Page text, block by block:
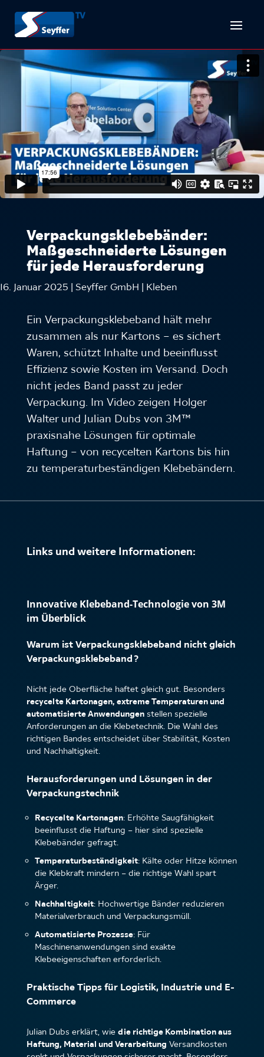
Verpackungsklebebänder:
Maßgeschneiderte Lösungen
für jede Herausforderung
16. Januar 2025 | Seyffer GmbH | Kleben
Ein Verpackungsklebeband hält mehr
zusammen als nur Kartons – es sichert
Waren, schützt Inhalte und beeinflusst
Effizienz sowie Kosten im Versand. Doch
nicht jedes Band passt zu jeder
Verpackung. Im Video zeigen Holger
Walter und Julian Dubs von 3M™
praxisnahe Lösungen für optimale
Haftung – von recycelten Kartons bis hin
zu temperaturbeständigen Klebebändern.
Links und weitere Informationen:
Innovative Klebeband-Technologie von 3M
im Überblick
Warum ist Verpackungsklebeband nicht gleich
Verpackungsklebeband?
Nicht jede Oberfläche haftet gleich gut. Besonders
recycelte Kartonagen, extreme Temperaturen und
automatisierte Anwendungenstellen spezielle
Anforderungen an die Klebetechnik. Die Wahl des
richtigen Bandes entscheidet über Stabilität, Kosten
und Nachhaltigkeit.
Herausforderungen und Lösungen in der
Verpackungstechnik
Recycelte Kartonagen: Erhöhte Saugfähigkeit
beeinflusst die Haftung – hier sind spezielle
Klebebänder gefragt.
Temperaturbeständigkeit: Kälte oder Hitze können
die Klebkraft mindern – die richtige Wahl spart
Ärger.
Nachhaltigkeit: Hochwertige Bänder reduzieren
Materialverbrauch und Verpackungsmüll.
Automatisierte Prozesse: Für
Maschinenanwendungen sind exakte
Klebeeigenschaften erforderlich.
Praktische Tipps für Logistik, Industrie und E-
Commerce
Julian Dubs erklärt, wie die richtige Kombination aus
Haftung, Material und Verarbeitung Versandkosten